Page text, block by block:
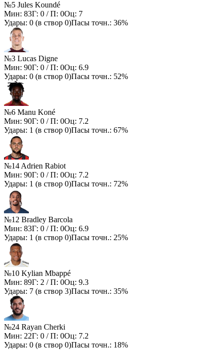
№5 Jules Koundé
Мин: 83Г: 0 / П: 0Оц: 7
Удары: 0 (в створ 0)Пасы точн.: 36%
№3 Lucas Digne
Мин: 90Г: 0 / П: 0Оц: 6.9
Удары: 0 (в створ 0)Пасы точн.: 52%
№6 Manu Koné
Мин: 90Г: 0 / П: 0Оц: 7.2
Удары: 1 (в створ 0)Пасы точн.: 67%
№14 Adrien Rabiot
Мин: 90Г: 0 / П: 0Оц: 7.2
Удары: 1 (в створ 0)Пасы точн.: 72%
№12 Bradley Barcola
Мин: 83Г: 0 / П: 0Оц: 6.9
Удары: 1 (в створ 0)Пасы точн.: 25%
№10 Kylian Mbappé
Мин: 89Г: 2 / П: 0Оц: 9.3
Удары: 7 (в створ 3)Пасы точн.: 35%
№24 Rayan Cherki
Мин: 22Г: 0 / П: 0Оц: 7.2
Удары: 0 (в створ 0)Пасы точн.: 18%